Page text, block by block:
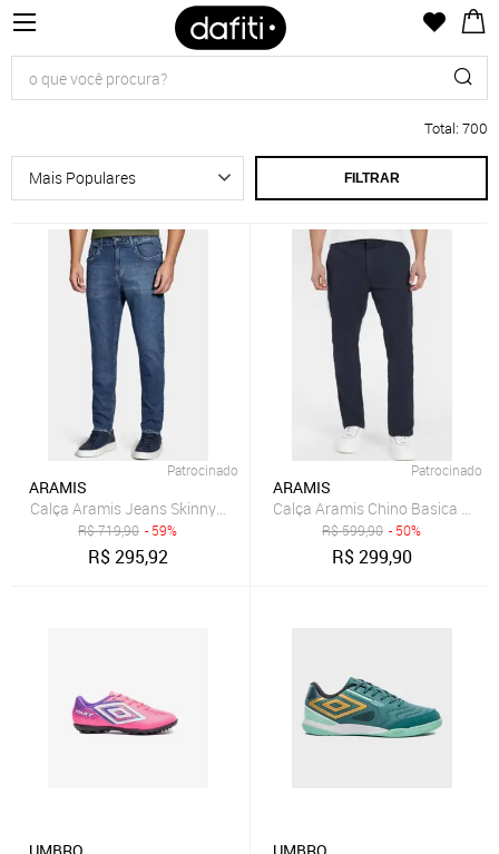
Total: 700
FILTRAR
Patrocinado
ARAMIS
Calça Aramis Jeans Skinny Blue Azul
R$719,90 - 59%
R$295,92
Patrocinado
ARAMIS
Calça Aramis Chino Basica
R$599,90 - 50%
R$299,90